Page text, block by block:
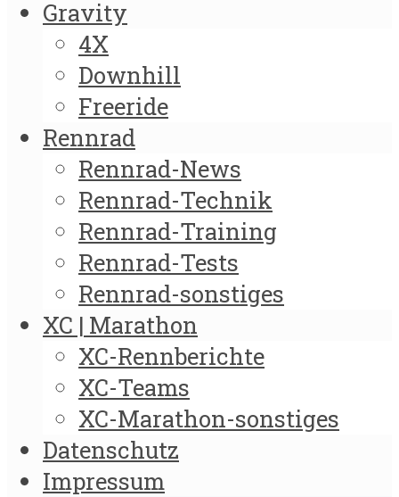
Gravity
4X
Downhill
Freeride
Rennrad
Rennrad-News
Rennrad-Technik
Rennrad-Training
Rennrad-Tests
Rennrad-sonstiges
XC | Marathon
XC-Rennberichte
XC-Teams
XC-Marathon-sonstiges
Datenschutz
Impressum